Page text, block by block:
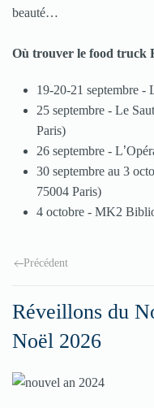
beauté…
Où trouver le food truck
19-20-21 septembre -
25 septembre - Le
Paris)
26 septembre - L’
30 septembre au 3
75004 Paris)
4 octobre - MK2
Précédent
Réveillons du
Noël 2026